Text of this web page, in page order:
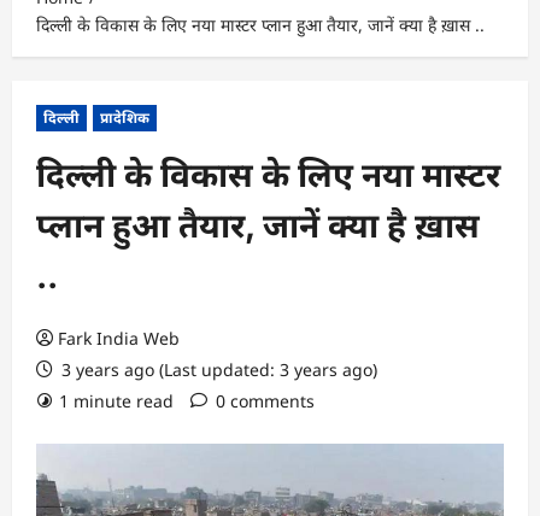
दिल्ली के विकास के लिए नया मास्टर प्लान हुआ तैयार, जानें क्या है ख़ास ..
दिल्ली प्रादेशिक
दिल्ली के विकास के लिए नया मास्टर
प्लान हुआ तैयार, जानें क्या है ख़ास
..
Fark India Web
3 years ago (Last updated: 3 years ago)
1 minute read
0 comments